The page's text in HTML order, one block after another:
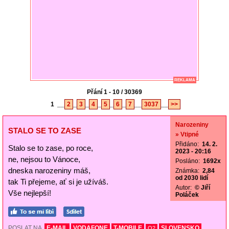
REKLAMA
Přání 1 - 10 / 30369
1
2 3 4 5 6 7 3037 >>
STALO SE TO ZASE
Stalo se to zase, po roce,
ne, nejsou to Vánoce,
dneska narozeniny máš,
tak Ti přejeme, ať si je užíváš.
Vše nejlepší!
Narozeniny
» Vtipné
Přidáno: 14. 2.
2023 - 20:16
Posláno: 1692x
Známka: 2,84
od 2030 lidí
Autor: © Jiří
Poláček